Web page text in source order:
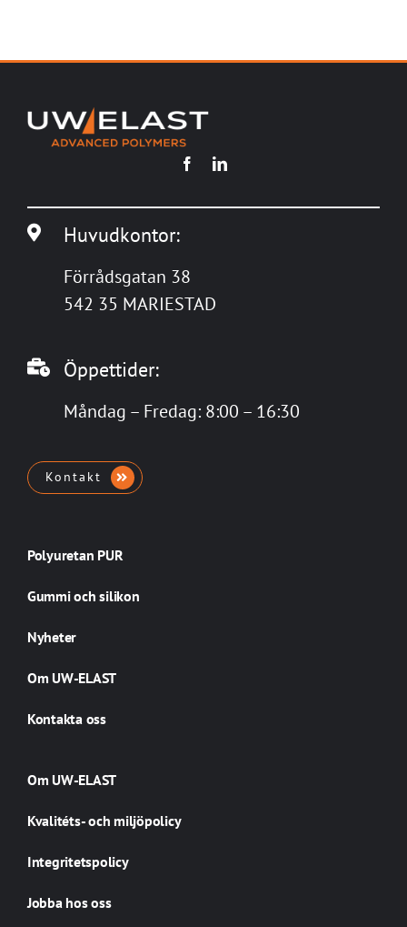
Huvudkontor:
Förrådsgatan 38
542 35 MARIESTAD
Öppettider:
Måndag – Fredag: 8:00 – 16:30
Kontakt
Polyuretan PUR
Gummi och silikon
Nyheter
Om UW-ELAST
Kontakta oss
Om UW-ELAST
Kvalitéts- och miljöpolicy
Integritetspolicy
Jobba hos oss